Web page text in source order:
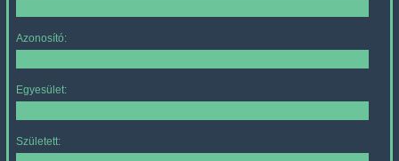
Azonosító:
Egyesület:
Született: